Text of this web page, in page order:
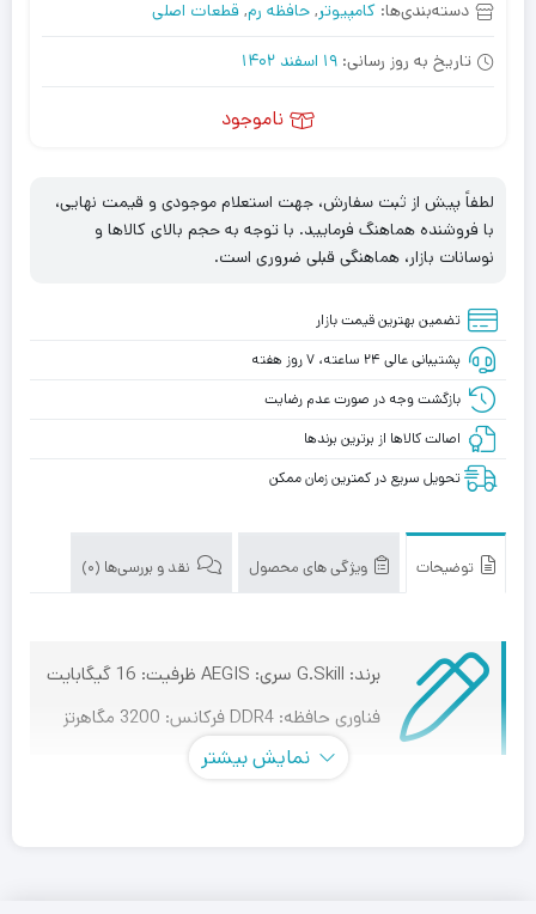
دسته‌بندی‌ها: کامپیوتر, حافظه رم, قطعات اصلی
تاریخ به روز رسانی: 19 اسفند 1402
ناموجود
لطفاً پیش از ثبت سفارش، جهت استعلام موجودی و قیمت نهایی،
با فروشنده هماهنگ فرمایید. با توجه به حجم بالای کالاها و
نوسانات بازار، هماهنگی قبلی ضروری است.
تضمین بهترین قیمت بازار
پشتیبانی عالی ۲۴ ساعته، ۷ روز هفته
بازگشت وجه در صورت عدم رضایت
اصالت کالاها از برترین برندها
تحویل سریع در کمترین زمان ممکن
توضیحات ویژگی های محصول نقد و بررسی‌ها (0)
برند: G.Skill سری: AEGIS ظرفیت: 16 گیگابایت
فناوری حافظه: DDR4 فرکانس: 3200 مگاهرتز
نمایش بیشتر